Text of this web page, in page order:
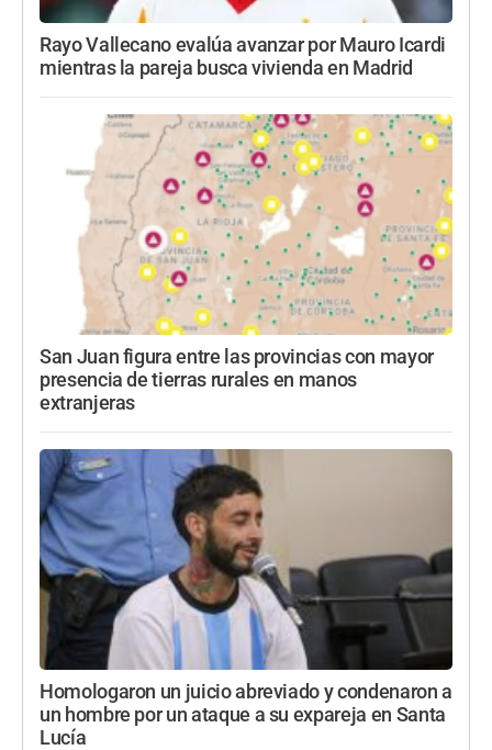
Rayo Vallecano evalúa avanzar por Mauro Icardi
mientras la pareja busca vivienda en Madrid
San Juan figura entre las provincias con mayor
presencia de tierras rurales en manos
extranjeras
Homologaron un juicio abreviado y condenaron a
un hombre por un ataque a su expareja en Santa
Lucía